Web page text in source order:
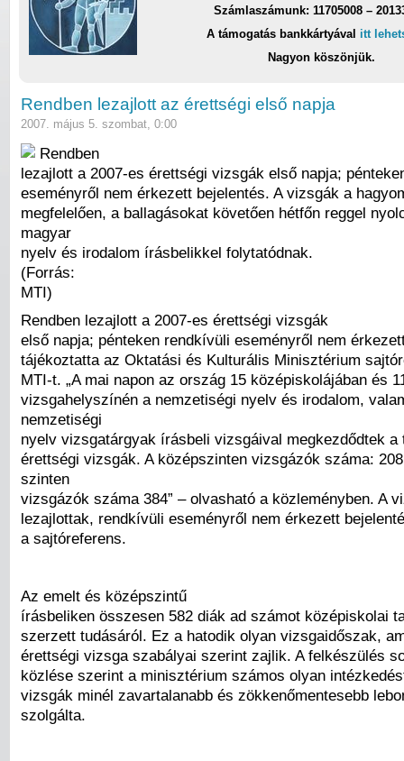
Számlaszámunk: 11705008 –
A támogatás bankkártyával itt
Nagyon köszönjük.
Rendben lezajlott az érettségi első napja
2007. május 5. szombat, 0:00
Rendben
lezajlott a 2007-es érettségi vizsgák első napja;
eseményről nem érkezett bejelentés. A vizsgák a
megfelelően, a ballagásokat követően hétfőn reggel
magyar
nyelv és irodalom írásbelikkel folytatódnak.
(Forrás:
MTI)
Rendben lezajlott a 2007-es érettségi vizsgák
első napja; pénteken rendkívüli eseményről nem
tájékoztatta az Oktatási és Kulturális Minisztérium
MTI-t. „A mai napon az ország 15 középiskolájában és
vizsgahelyszínén a nemzetiségi nyelv és irodalom,
nemzetiségi
nyelv vizsgatárgyak írásbeli vizsgáival megkezdődtek a
érettségi vizsgák. A középszinten vizsgázók száma:
szinten
vizsgázók száma 384” – olvasható a közleményben. A
lezajlottak, rendkívüli eseményről nem érkezett
a sajtóreferens.
Az emelt és középszintű
írásbeliken összesen 582 diák ad számot középiskolai
szerzett tudásáról. Ez a hatodik olyan vizsgaidőszak,
érettségi vizsga szabályai szerint zajlik. A felkészülés
közlése szerint a minisztérium számos olyan
vizsgák minél zavartalanabb és zökkenőmentesebb
szolgálta.